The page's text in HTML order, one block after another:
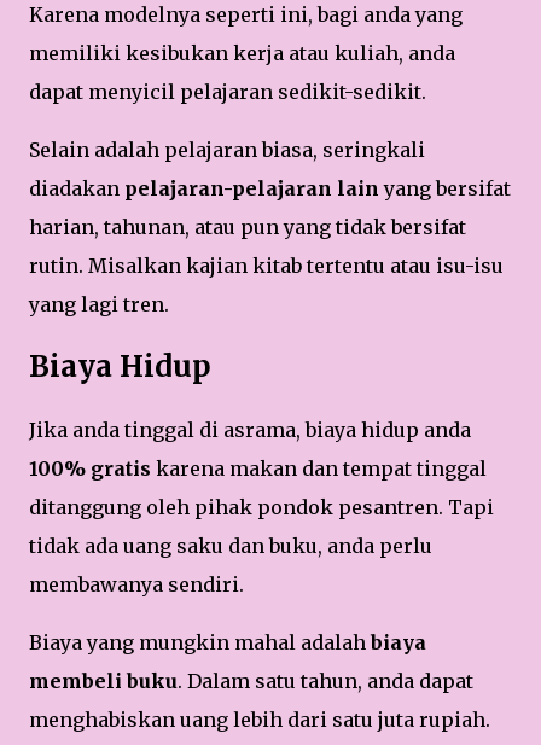
Karena modelnya seperti ini, bagi anda yang
memiliki kesibukan kerja atau kuliah, anda
dapat menyicil pelajaran sedikit-sedikit.
Selain adalah pelajaran biasa, seringkali
diadakan pelajaran-pelajaran lain yang bersifat
harian, tahunan, atau pun yang tidak bersifat
rutin. Misalkan kajian kitab tertentu atau isu-isu
yang lagi tren.
Biaya Hidup
Jika anda tinggal di asrama, biaya hidup anda
100% gratis karena makan dan tempat tinggal
ditanggung oleh pihak pondok pesantren. Tapi
tidak ada uang saku dan buku, anda perlu
membawanya sendiri.
Biaya yang mungkin mahal adalahbiaya
membeli buku. Dalam satu tahun, anda dapat
menghabiskan uang lebih dari satu juta rupiah.